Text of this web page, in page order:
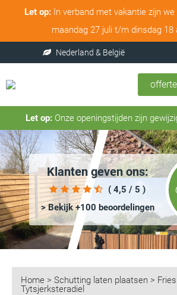
Let op:In verband met vakantie zijn we
maandag 27 juli t/m dinsdag 18
Let op:Onze openingstijden zijn
Klanten geven ons:
( 4,5 / 5 )
> Bekijk +100 beoordelingen
Home > Schutting laten plaatsen >
Tytsjerksteradiel